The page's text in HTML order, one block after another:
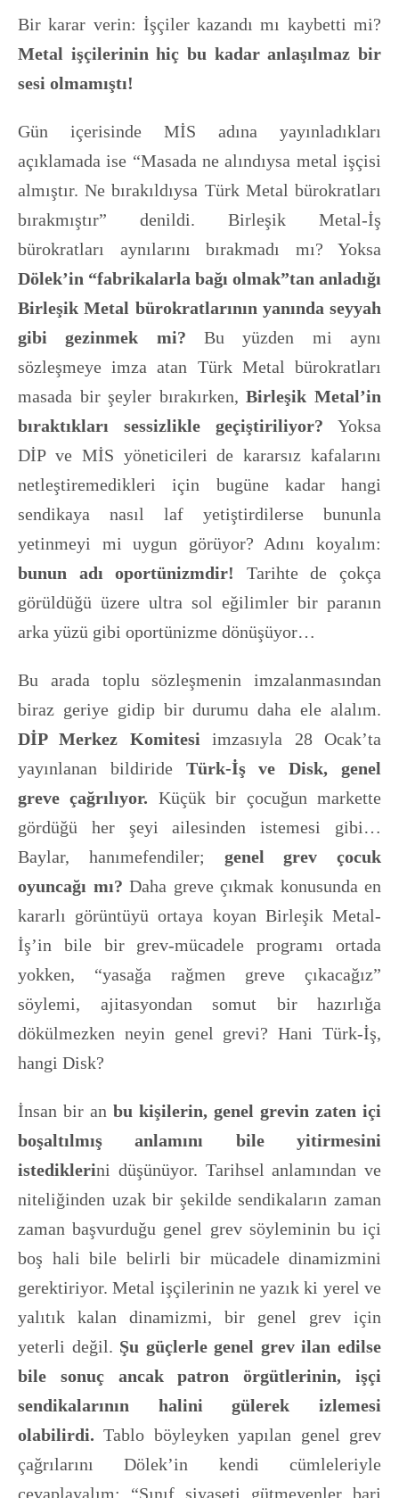
Bir karar verin: İşçiler kazandı mı kaybetti mi?
Metal işçilerinin hiç bu kadar anlaşılmaz bir
sesi olmamıştı!
Gün içerisinde MİS adına yayınladıkları
açıklamada ise “Masada ne alındıysa metal işçisi
almıştır. Ne bırakıldıysa Türk Metal bürokratları
bırakmıştır” denildi. Birleşik Metal-İş
bürokratları aynılarını bırakmadı mı? Yoksa
Dölek’in “fabrikalarla bağı olmak”tan anladığı
Birleşik Metal bürokratlarının yanında seyyah
gibi gezinmek mi? Bu yüzden mi aynı
sözleşmeye imza atan Türk Metal bürokratları
masada bir şeyler bırakırken,Birleşik Metal’in
bıraktıkları sessizlikle geçiştiriliyor? Yoksa
DİP ve MİS yöneticileri de kararsız kafalarını
netleştiremedikleri için bugüne kadar hangi
sendikaya nasıl laf yetiştirdilerse bununla
yetinmeyi mi uygun görüyor? Adını koyalım:
bunun adı oportünizmdir!
Tarihte de çokça
görüldüğü üzere ultra sol eğilimler bir paranın
arka yüzü gibi oportünizme dönüşüyor…
Bu arada toplu sözleşmenin imzalanmasından
biraz geriye gidip bir durumu daha ele alalım.
DİP Merkez Komitesi imzasıyla 28 Ocak’ta
yayınlanan bildiride Türk-İş ve Disk, genel
greve çağrılıyor. Küçük bir çocuğun markette
gördüğü her şeyi ailesinden istemesi gibi…
Baylar, hanımefendiler; genel grev çocuk
oyuncağı mı? Daha greve çıkmak konusunda en
kararlı görüntüyü ortaya koyan Birleşik Metal-
İş’in bile bir grev-mücadele programı ortada
yokken, “yasağa rağmen greve çıkacağız”
söylemi, ajitasyondan somut bir hazırlığa
dökülmezken neyin genel grevi? Hani Türk-İş,
hangi Disk?
İnsan bir an bu kişilerin, genel grevin zaten içi
boşaltılmış anlamını bile yitirmesini
istediklerini düşünüyor. Tarihsel anlamından ve
niteliğinden uzak bir şekilde sendikaların zaman
zaman başvurduğu genel grev söyleminin bu içi
boş hali bile belirli bir mücadele dinamizmini
gerektiriyor. Metal işçilerinin ne yazık ki yerel ve
yalıtık kalan dinamizmi, bir genel grev için
yeterli değil. Şu güçlerle genel grev ilan edilse
bile sonuç ancak patron örgütlerinin, işçi
sendikalarının halini gülerek izlemesi
olabilirdi. Tablo böyleyken yapılan genel grev
çağrılarını Dölek’in kendi cümleleriyle
cevaplayalım: “Sınıf siyaseti gütmeyenler bari